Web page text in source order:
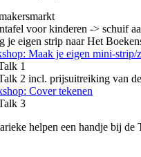
voor kinderen -> schuif
je eigen strip naar Het
Maak je eigen mini-strip/
1
2 incl. prijsuitreiking van
Cover tekenen
3
helpen een handje bij